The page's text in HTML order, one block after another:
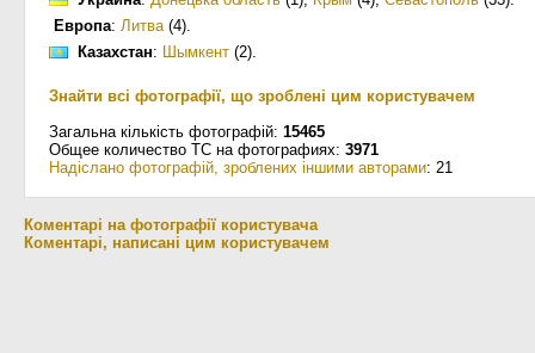
Европа: Литва(4).
Казахстан: Шымкент (2).
Знайти всі фотографії, що зроблені цим користувачем
Загальна кількість фотографій: 15465
Общее количество ТС на фотографиях: 3971
Надіслано фотографій, зроблених іншими авторами: 21
Коментарі на фотографії користувача
Коментарі, написані цим користувачем